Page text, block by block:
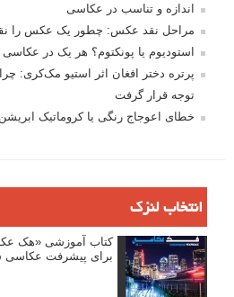
اندازه و تناسب در عکاسی
مراحل نقد عکس: چطور یک عکس را
استودیوم یا پونکتوم؟ هر یک در
پرتره دختر افغان اثر استیو مک‌کری:
توجه قرار گرفت
خطای اعوجاج رنگی یا کروماتیک ابریشن
انتخاب لنزک
کتاب آموزشی «هک
برای پیشرفت عکاسی